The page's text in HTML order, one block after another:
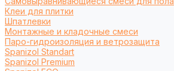
Клеи для плитки
Шпатлевки
Монтажные и кладочные смеси
Паро-гидроизоляция и ветрозащита
Spanizol Standart
Spanizol Premium